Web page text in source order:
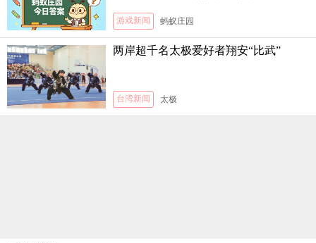
游戏新闻 蚂蚁庄园
两岸超千名太极爱好者翔安“比武”
台湾新闻 太极